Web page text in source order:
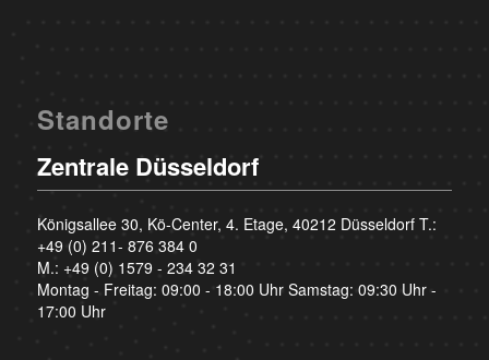
Standorte
Zentrale Düsseldorf
Königsallee 30, Kö-Center, 4. Etage, 40212 Düsseldorf T.:
+49 (0) 211- 876 384 0
M.: +49 (0) 1579 - 234 32 31
Montag - Freitag: 09:00 - 18:00 Uhr Samstag: 09:30 Uhr -
17:00 Uhr